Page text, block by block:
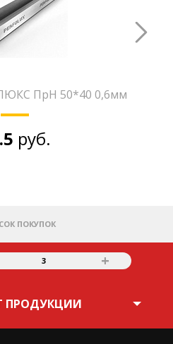
ПрН 50*40 0,6мм
руб.
ПОКУПОК
3 +
ПРОДУКЦИИ